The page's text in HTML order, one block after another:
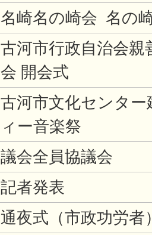
名崎名の崎会 名の
古河市行政自治会
会 開会式
古河市文化センタ
ィー音楽祭
議会全員協議会
記者発表
通夜式（市政功労者